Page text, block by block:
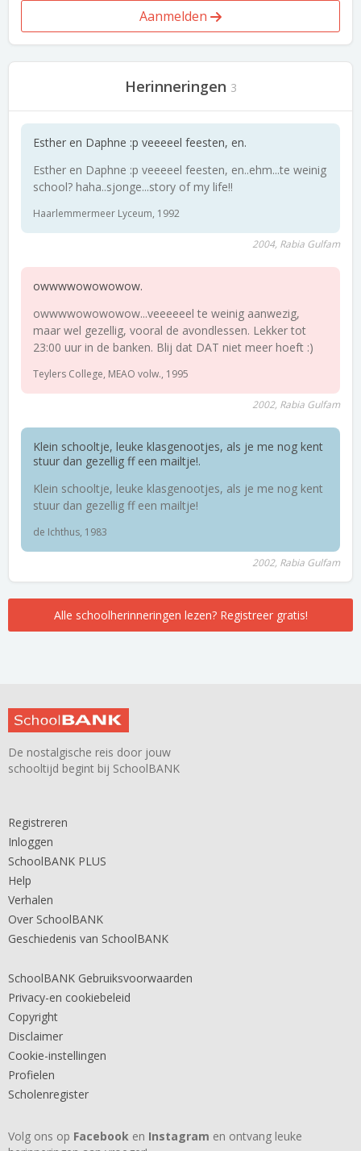
Aanmelden
Herinneringen 3
Esther en Daphne :p veeeeel feesten, en.
Esther en Daphne :p veeeeel feesten, en..ehm...te weinig
school? haha..sjonge...story of my life!!
Haarlemmermeer Lyceum, 1992
2004, Rabia Gulfam
owwwwowowowow.
owwwwowowowow...veeeeeel te weinig aanwezig,
maar wel gezellig, vooral de avondlessen. Lekker tot
23:00 uur in de banken. Blij dat DAT niet meer hoeft :)
Teylers College, MEAO volw., 1995
2002, Rabia Gulfam
Klein schooltje, leuke klasgenootjes, als je me nog kent
stuur dan gezellig ff een mailtje!.
Klein schooltje, leuke klasgenootjes, als je me nog kent
stuur dan gezellig ff een mailtje!
de Ichthus, 1983
2002, Rabia Gulfam
Alle schoolherinneringen lezen? Registreer gratis!
De nostalgische reis door jouw
schooltijd begint bij SchoolBANK
Registreren
Inloggen
SchoolBANK PLUS
Help
Verhalen
Over SchoolBANK
Geschiedenis van SchoolBANK
SchoolBANK Gebruiksvoorwaarden
Privacy-en cookiebeleid
Copyright
Disclaimer
Cookie-instellingen
Profielen
Scholenregister
Volg ons op Facebook en Instagram en ontvang leuke